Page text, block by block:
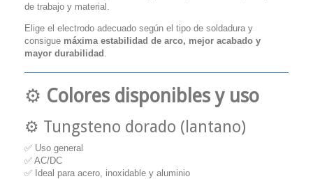
de trabajo y material.
Elige el electrodo adecuado según el tipo de soldadura y
consigue máxima estabilidad de arco, mejor acabado y
mayor durabilidad .
⚙️ Colores disponibles y uso
⚙️ Tungsteno dorado (lantano)
✅ Uso general
✅ AC/DC
✅ Ideal para acero, inoxidable y aluminio